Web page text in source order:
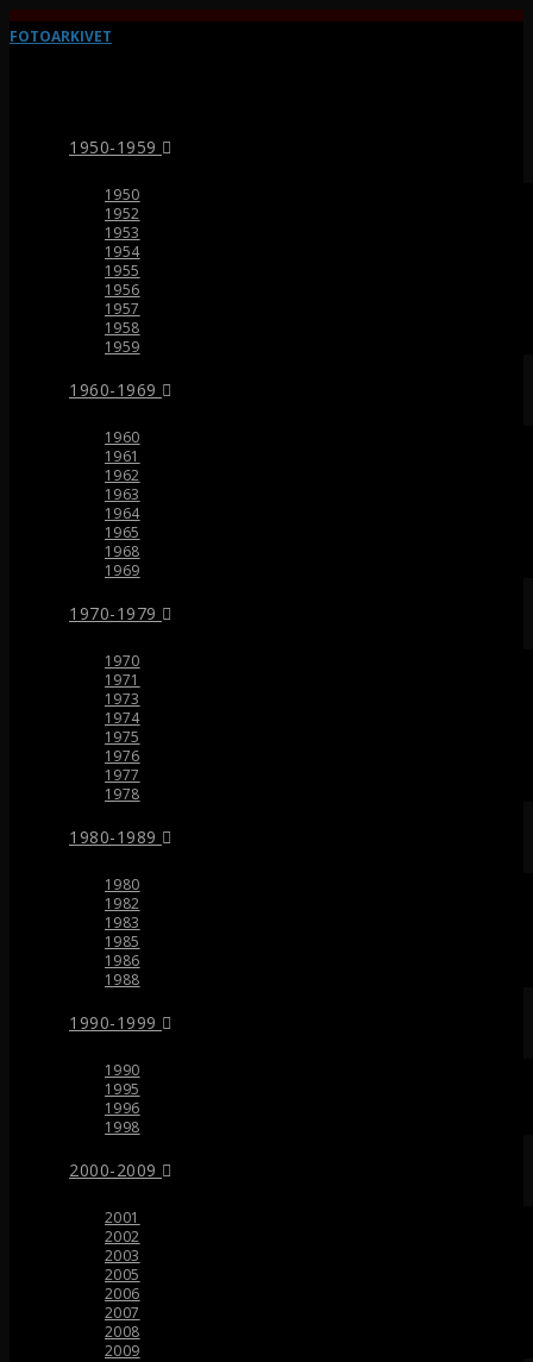
FOTOARKIVET
1950-1959
1950
1952
1953
1954
1955
1956
1957
1958
1959
1960-1969
1960
1961
1962
1963
1964
1965
1968
1969
1970-1979
1970
1971
1973
1974
1975
1976
1977
1978
1980-1989
1980
1982
1983
1985
1986
1988
1990-1999
1990
1995
1996
1998
2000-2009
2001
2002
2003
2005
2006
2007
2008
2009